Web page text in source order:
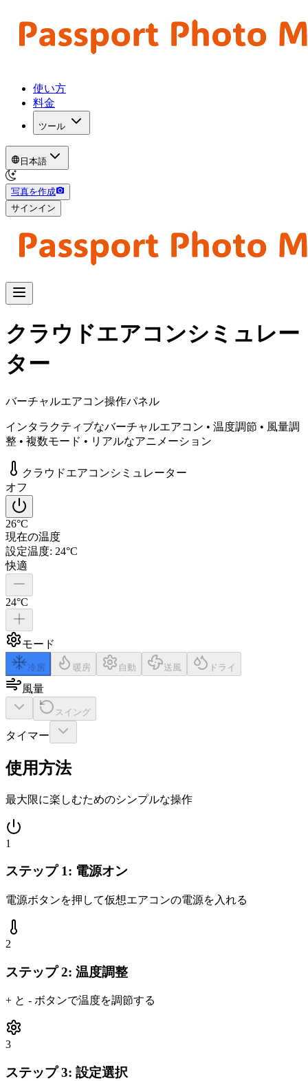
使い方
料金
ツール
日本語
写真を作成
サインイン
クラウドエアコンシミュレー
ター
バーチャルエアコン操作パネル
インタラクティブなバーチャルエアコン • 温度調節 • 風量調
整 • 複数モード • リアルなアニメーション
クラウドエアコンシミュレーター
オフ
26°C
現在の温度
設定温度: 24°C
快適
24°C
モード
冷房 暖房 自動 送風 ドライ
風量
スイング
タイマー
使用方法
最大限に楽しむためのシンプルな操作
1
ステップ 1: 電源オン
電源ボタンを押して仮想エアコンの電源を入れる
2
ステップ 2: 温度調整
+ と - ボタンで温度を調節する
3
ステップ 3: 設定選択